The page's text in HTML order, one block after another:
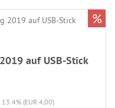
auf USB-Stick
13.4% (EUR 4,00)
%